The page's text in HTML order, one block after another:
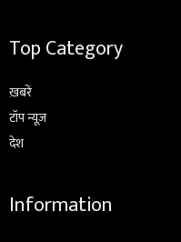
Top Category
ख़बरें
टॉप न्यूज़
देश
Information